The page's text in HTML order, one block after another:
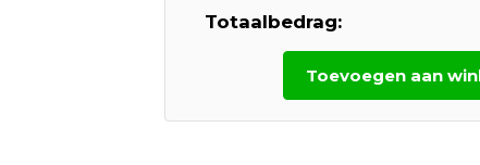
Totaalbedrag:
Toevoegen aan